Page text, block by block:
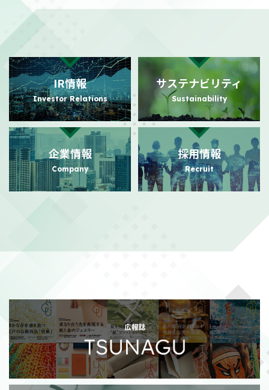
（558KB）
2026/08/03
自己株式の取得状況に関するお知らせ （101KB）
2026/07/31 PR
日本におけるビジュアルコミュニケーション事業の強化に向けた
事業基盤拡充に関するお知らせ
（140KB）
2026/07/24 PR
日本におけるビジュアルコミュニケーション事業本格展開に関す
るお知らせ
（156KB）
株主還元強化を目的とした株主優待制度拡充に関するお知らせ
政策保有株式の売却額目標変更に関するお知らせ （111KB）
MORE
IR情報
Investor Relations
サステナビリティ
Sustainability
企業情報
Company
採用情報
Recruit